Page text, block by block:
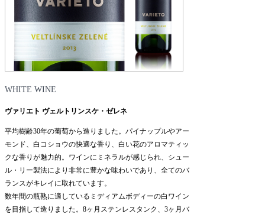
WHITE WINE
ヴァリエト ヴェルトリンスケ・ゼレネ
平均樹齢30年の葡萄から造りました。パイナップルやアー
モンド、白コショウの快適な香り、白い花のアロマティッ
クな香りが魅力的。ワインにミネラルが感じられ、シュー
ル・リー製法により非常に豊かな味わいであり、全てのバ
ランスがキレイに取れています。
数年間の瓶熟に適しているミディアムボディーの白ワイン
を目指して造りました。8ヶ月ステンレスタンク、3ヶ月バ